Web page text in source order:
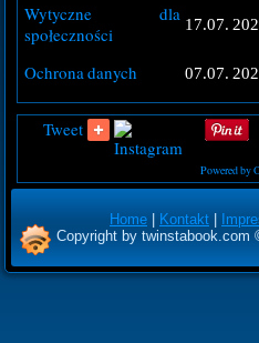
Wytyczne dla
społeczności
17.07.
Ochrona danych 07.07.
Tweet
Powered by
Home Kontakt
Copyright by twinstabook.com